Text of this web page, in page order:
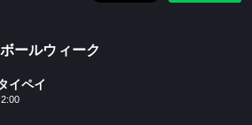
ールウィーク
イペイ